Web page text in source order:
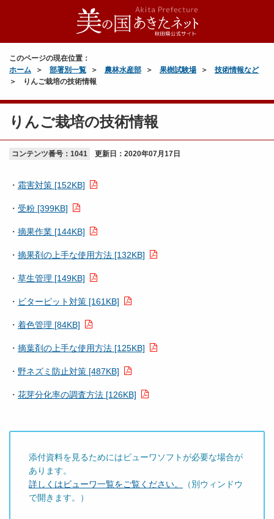
このページの現在位置：
ホーム
部署別一覧 農林水産部 果樹試験場
技術情報など
りんご栽培の技術情報
りんご栽培の技術情報
コンテンツ番号：1041 更新日： 2020年07月17日
・ 霜害対策 [152KB]
・ 受粉 [399KB]
・ 摘果作業 [144KB]
・ 摘果剤の上手な使用方法 [132KB]
・ 草生管理 [149KB]
・ ビターピット対策 [161KB]
・ 着色管理 [84KB]
・ 摘葉剤の上手な使用方法 [125KB]
・ 野ネズミ防止対策 [487KB]
・ 花芽分化率の調査方法 [126KB]
添付資料を見るためにはビューワソフトが必要な場合が
あります。
詳しくはビューワ一覧をご覧ください。
（別ウィンドウ
で開きます。）